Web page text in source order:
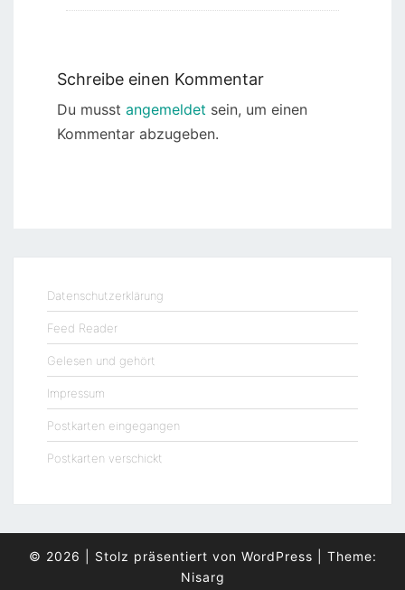
Schreibe einen Kommentar
Du musst angemeldet sein, um einen
Kommentar abzugeben.
Datenschutzerklärung
Feed Reader
Gelesen und gehört
Impressum
Postkarten eingegangen
Postkarten verschickt
© 2026 Stolz präsentiert von WordPress
Theme:
Nisarg